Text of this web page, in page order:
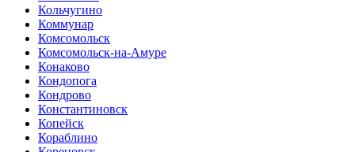
Кольчугино
Коммунар
Комсомольск
Комсомольск-на-Амуре
Конаково
Кондопога
Кондрово
Константиновск
Копейск
Кораблино